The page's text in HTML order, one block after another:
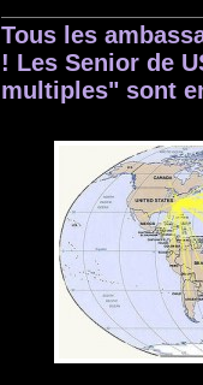
Tous les
! Les Senior de
multiples" sont